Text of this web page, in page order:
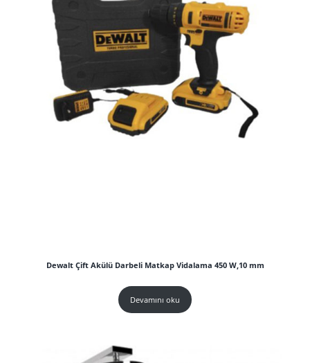
Dewalt Çift Akülü Darbeli Matkap Vidalama 450 W,10 mm
Devamını oku